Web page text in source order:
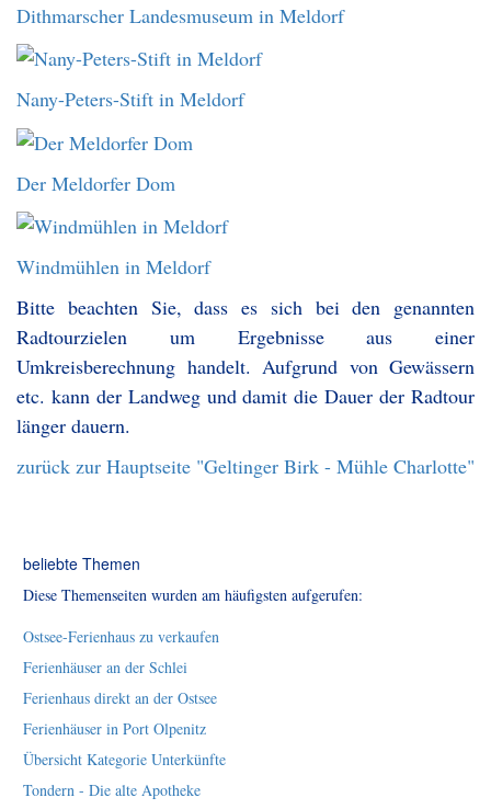
Dithmarscher Landesmuseum in Meldorf
Nany-Peters-Stift in Meldorf
Der Meldorfer Dom
Windmühlen in Meldorf
Bitte beachten Sie, dass es sich bei den genannten
Radtourzielen um Ergebnisse aus einer
Umkreisberechnung handelt. Aufgrund von Gewässern
etc. kann der Landweg und damit die Dauer der Radtour
länger dauern.
zurück zur Hauptseite "Geltinger Birk - Mühle Charlotte"
beliebte Themen
Diese Themenseiten wurden am häufigsten aufgerufen:
Ostsee-Ferienhaus zu verkaufen
Ferienhäuser an der Schlei
Ferienhaus direkt an der Ostsee
Ferienhäuser in Port Olpenitz
Übersicht Kategorie Unterkünfte
Tondern - Die alte Apotheke